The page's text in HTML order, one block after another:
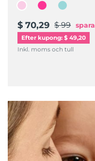
$ 70,29 $ 99 spara
Efter kupong: $ 49,20
Inkl. moms och tull